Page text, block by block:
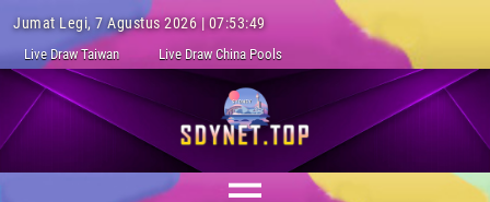
Jumat Legi, 7 Agustus 2026 | 07:53:50
Live Draw Taiwan Live Draw China Pools